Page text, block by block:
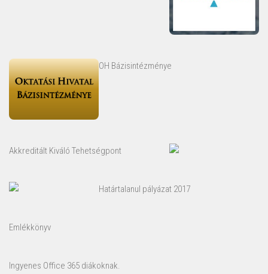
OH Bázisintézménye
Akkreditált Kiváló Tehetségpont
Határtalanul pályázat 2017
Emlékkönyv
Ingyenes Office 365 diákoknak.